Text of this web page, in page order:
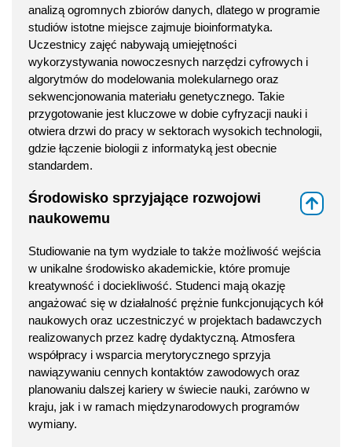
analizą ogromnych zbiorów danych, dlatego w programie
studiów istotne miejsce zajmuje bioinformatyka.
Uczestnicy zajęć nabywają umiejętności
wykorzystywania nowoczesnych narzędzi cyfrowych i
algorytmów do modelowania molekularnego oraz
sekwencjonowania materiału genetycznego. Takie
przygotowanie jest kluczowe w dobie cyfryzacji nauki i
otwiera drzwi do pracy w sektorach wysokich technologii,
gdzie łączenie biologii z informatyką jest obecnie
standardem.
Środowisko sprzyjające rozwojowi
naukowemu
Studiowanie na tym wydziale to także możliwość wejścia
w unikalne środowisko akademickie, które promuje
kreatywność i dociekliwość. Studenci mają okazję
angażować się w działalność prężnie funkcjonujących kół
naukowych oraz uczestniczyć w projektach badawczych
realizowanych przez kadrę dydaktyczną. Atmosfera
współpracy i wsparcia merytorycznego sprzyja
nawiązywaniu cennych kontaktów zawodowych oraz
planowaniu dalszej kariery w świecie nauki, zarówno w
kraju, jak i w ramach międzynarodowych programów
wymiany.